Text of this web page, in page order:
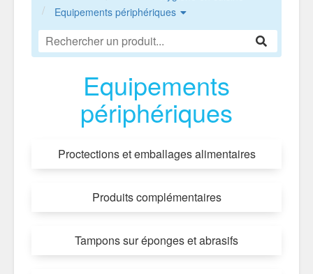
Equipements périphériques
Equipements
périphériques
Proctections et emballages alimentaires
Produits complémentaires
Tampons sur éponges et abrasifs